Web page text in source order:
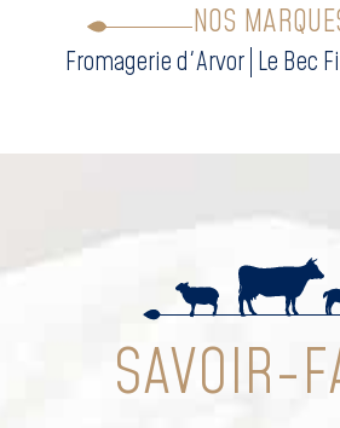
NOS
Fromagerie d'Arvor Le Bec
SAVOIR-